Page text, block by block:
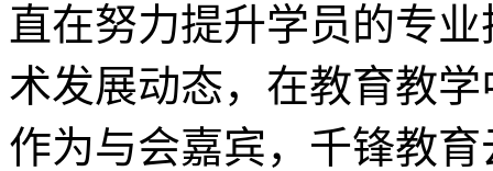
直在努力提升学员的专
术发展动态，在教育教
作为与会嘉宾，千锋教